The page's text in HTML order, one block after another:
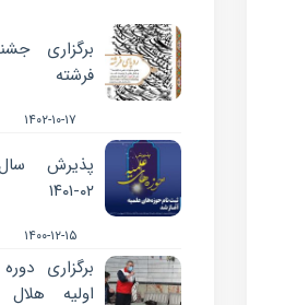
برگزاری
فرشته
۱۴۰۲-۱۰-۱۷
پذیرش
۰۲-۱۴۰۱
۱۴۰۰-۱۲-۱۵
برگزاری
اولیه